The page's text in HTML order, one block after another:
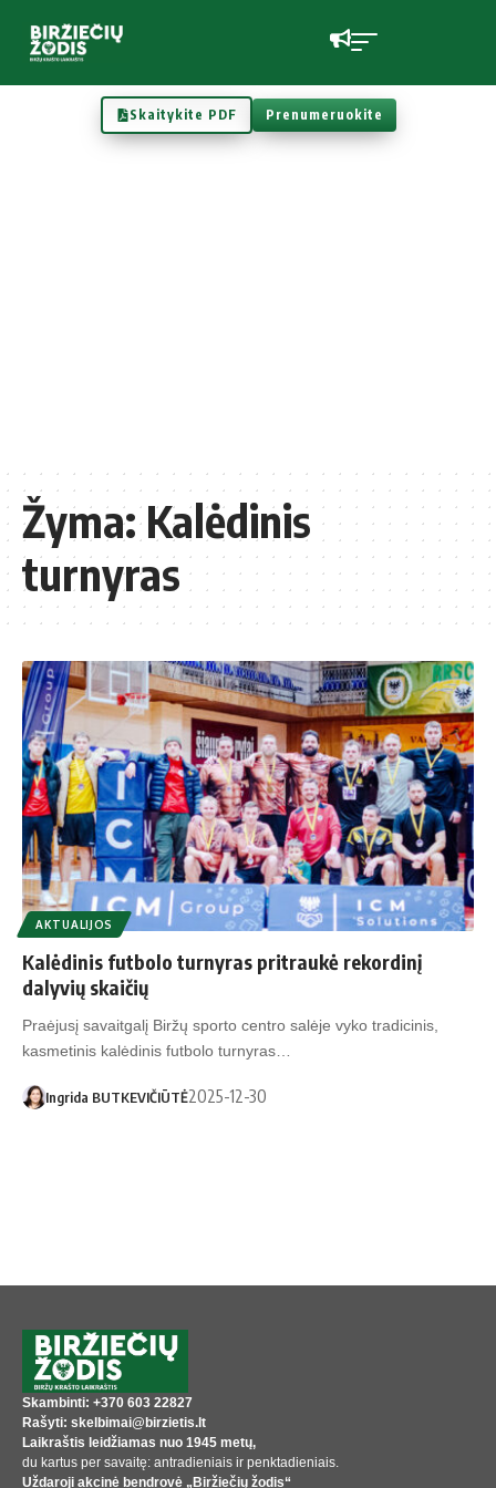
Skaitykite PDF Prenumeruokite
Žyma:Kalėdinis
turnyras
AKTUALIJOS
Kalėdinis futbolo turnyras pritraukė rekordinį
dalyvių skaičių
Praėjusį savaitgalį Biržų sporto centro salėje vyko tradicinis,
kasmetinis kalėdinis futbolo turnyras…
Ingrida BUTKEVIČIŪTĖ2025-12-30
Skambinti: +370 603 22827
Rašyti: skelbimai@birzietis.lt
Laikraštis leidžiamas nuo 1945 metų,
du kartus per savaitę: antradieniais ir penktadieniais.
Uždaroji akcinė bendrovė „Biržiečių žodis“